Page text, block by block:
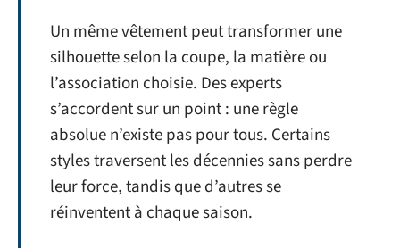
Un même vêtement peut transformer une
silhouette selon la coupe, la matière ou
l’association choisie. Des experts
s’accordent sur un point : une règle
absolue n’existe pas pour tous. Certains
styles traversent les décennies sans perdre
leur force, tandis que d’autres se
réinventent à chaque saison.